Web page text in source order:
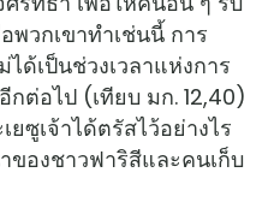
พวกเขาทำเช่นนี้ การ
ด้เป็นช่วงเวลาแห่งการ
กต่อไป (เทียบ มก. 12,40)
ยซูเจ้าได้ตรัสไว้อย่างไร
ของชาวฟาริสีและคนเก็บ